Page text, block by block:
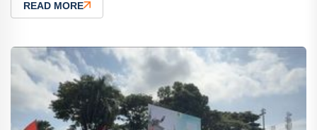
READ MORE